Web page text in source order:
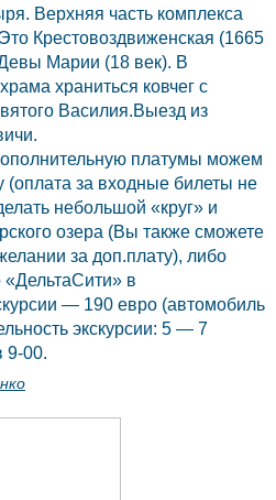
Верхняя часть комплекса
Крестовоздвиженская (1665
Марии (18 век). В
храниться ковчег с
Василия.Выезд из
платумы можем
(оплата за входные билеты не
небольшой «круг» и
озера (Вы также сможете
за доп.плату), либо
«ДельтаСити» в
— 190 евро (автомобиль
экскурсии: 5 — 7
9-00.